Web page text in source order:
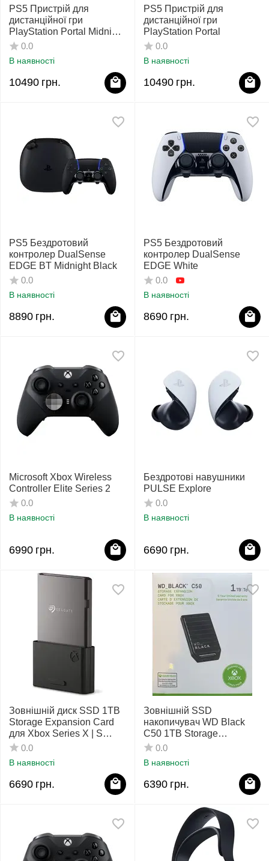
PS5 Пристрій для
дистанційної гри
PlayStation Portal Midnight
Black
0.0
В наявності
10490 грн.
PS5 Пристрій для
дистанційної гри
PlayStation Portal
0.0
В наявності
10490 грн.
PS5 Бездротовий
контролер DualSense
EDGE BT Midnight Black
0.0
В наявності
8890 грн.
PS5 Бездротовий
контролер DualSense
EDGE White
0.0
В наявності
8690 грн.
Microsoft Xbox Wireless
Controller Elite Series 2
0.0
В наявності
6990 грн.
Бездротові навушники
PULSE Explore
0.0
В наявності
6690 грн.
Зовнішній диск SSD 1TB
Storage Expansion Card
для Xbox Series X | S
Seagate
0.0
В наявності
6690 грн.
Зовнішній SSD
накопичувач WD Black
C50 1TB Storage
Expansion Card для Xbox
0.0
В наявності
6390 грн.